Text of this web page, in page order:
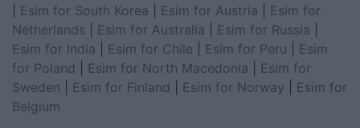
Esim for South Korea Esim for Austria
Esim for
Netherlands
Esim for Australia Esim for Russia
Esim for India
Esim for Chile Esim for Peru
Esim
for Poland
Esim for North Macedonia
Esim for
Sweden
Esim for Finland Esim for Norway
Esim for
Belgium